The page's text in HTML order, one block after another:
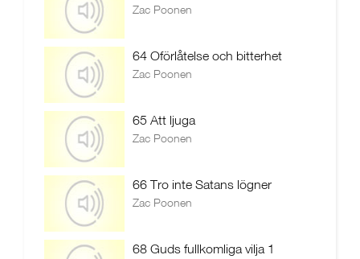
Zac Poonen
64 Oförlåtelse och bitterhet
Zac Poonen
65 Att ljuga
Zac Poonen
66 Tro inte Satans lögner
Zac Poonen
68 Guds fullkomliga vilja 1